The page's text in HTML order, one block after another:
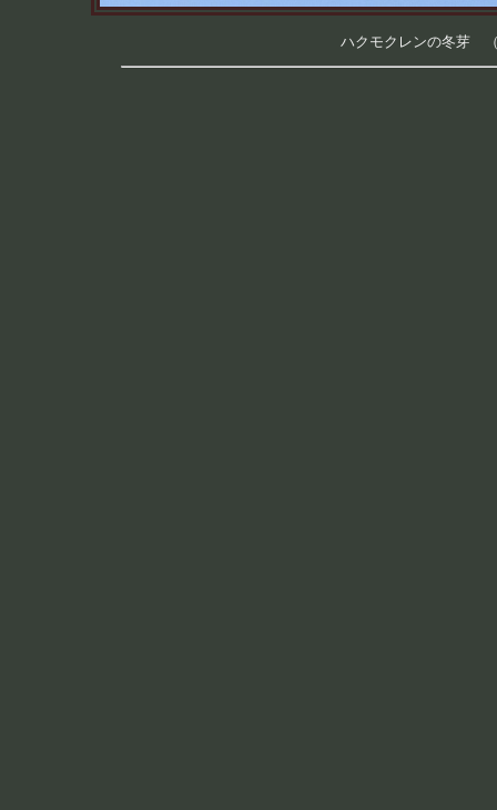
ハクモクレンの冬芽